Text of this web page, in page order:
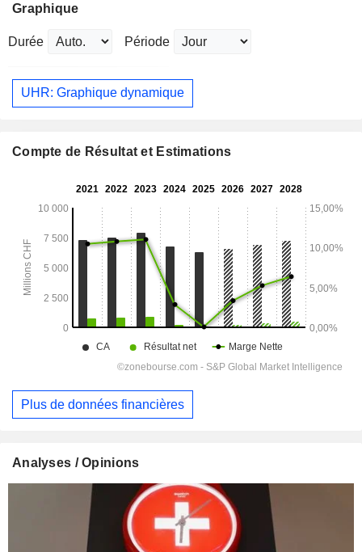
Graphique
Durée Période
UHR: Graphique dynamique
Compte de Résultat et Estimations
Plus de données financières
Analyses / Opinions